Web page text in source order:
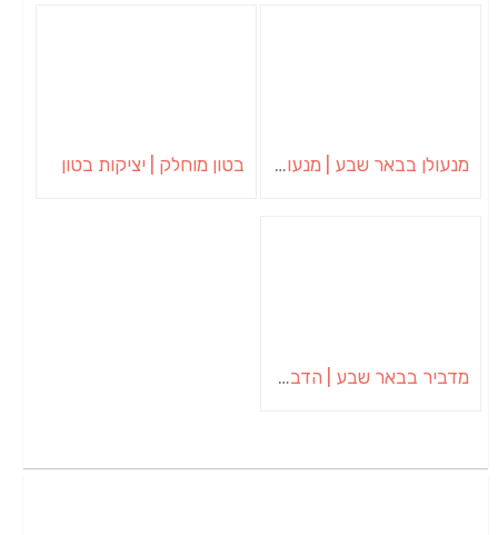
מנעולן בבאר שבע | מנעולן באופקים | ויטלי המנעולן בטון מוחלק | יציקות בטון
מדביר בבאר שבע | הדברה בבאר שבע | יוגב הדברות